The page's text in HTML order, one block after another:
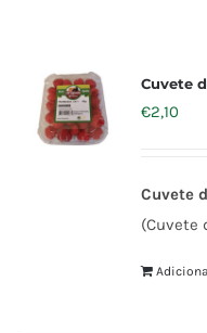
Cuvete
€2,10
Cuvete
(Cuvete